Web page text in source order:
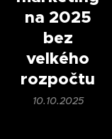
pár příspěvků
sociálních
sítích.
na 2025
bez
velkého
rozpočtu
10.10.2025